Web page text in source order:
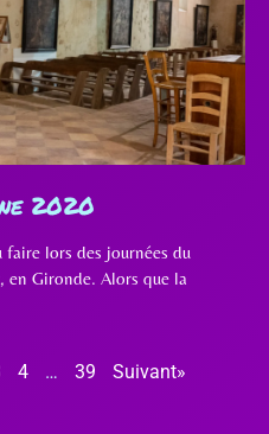
2020
faire lors des journées du
Gironde. Alors que la
4 … 39 Suivant»